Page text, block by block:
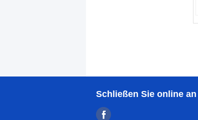
Schließen Sie online an